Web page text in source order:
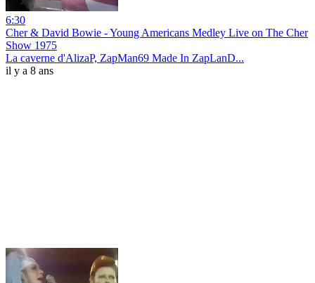
6:30
Cher & David Bowie - Young Americans Medley Live on The Cher
Show 1975
La caverne d'AlizaP, ZapMan69 Made In ZapLanD...
il y a 8 ans